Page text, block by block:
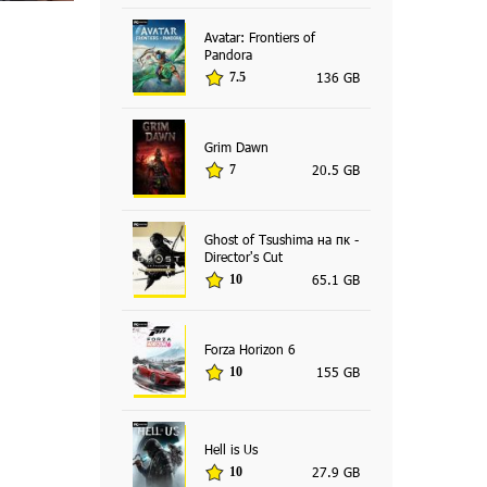
Avatar: Frontiers of
Pandora
7.5 136 GB
Grim Dawn
7 20.5 GB
Ghost of Tsushima на пк -
Director's Cut
10 65.1 GB
Forza Horizon 6
10 155 GB
Hell is Us
10 27.9 GB